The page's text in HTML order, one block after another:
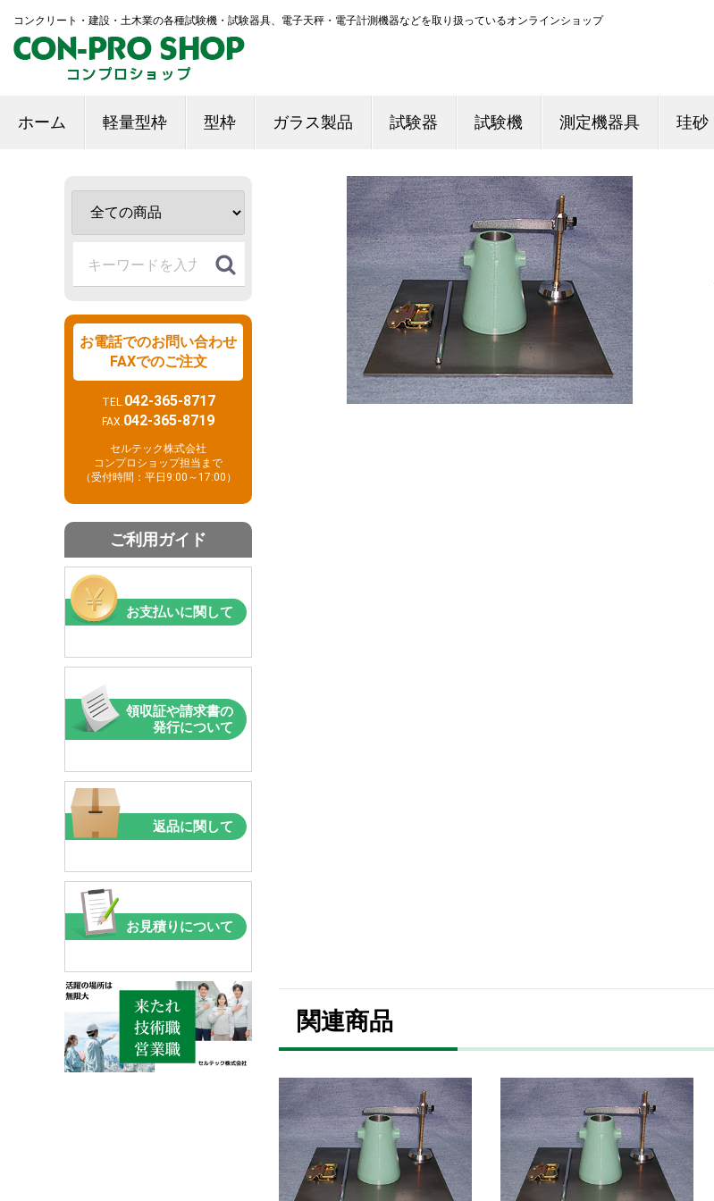
コンクリート・建設・土木業の各種試験機・試験器具、電子天秤・電子計測機器などを取り扱っているオンラインショップ
ホーム 軽量型枠 型枠 ガラス製品 試験器 試験機 測定機器具 珪砂
お電話でのお問い合わせ
FAXでのご注文
TEL.042-365-8717
FAX.042-365-8719
セルテック株式会社
コンプロショップ担当まで
（受付時間：平日9:00～17:00）
ご利用ガイド
お支払いに関して
領収証や請求書の
発行について
返品に関して
お見積りについて
関連商品